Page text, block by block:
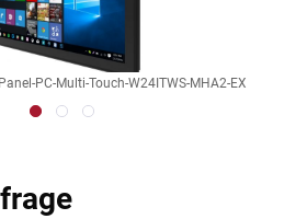
PC-Multi-Touch-W24ITWS-MHA2-EX